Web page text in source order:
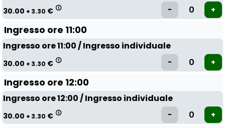
30.00 + 3.30 €
Ingresso ore 11:00
Ingresso ore 11:00 / Ingresso individuale
30.00 + 3.30 €
Ingresso ore 12:00
Ingresso ore 12:00 / Ingresso individuale
30.00 + 3.30 €